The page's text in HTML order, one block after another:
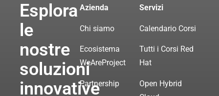
Esplora
le
nostre
soluzioni
innovative
Azienda
Chi siamo
Ecosistema
WeAreProject
Partnership
Servizi
Calendario Corsi
Tutti i Corsi Red
Hat
Open Hybrid